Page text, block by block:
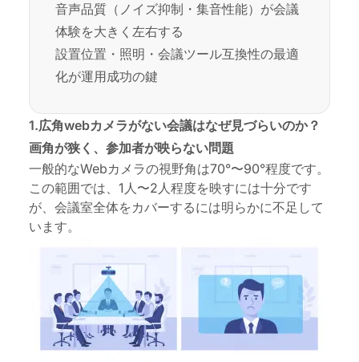
音声品質（ノイズ抑制・集音性能）が会議
体験を大きく左右する
設置位置・照明・会議ツール互換性の最適
化が運用成功の鍵
1.広角webカメラがない会議はなぜ見づらいのか？
画角が狭く、参加者が映らない問題
一般的なWebカメラの視野角は70°〜90°程度です。
この範囲では、1人〜2人程度を映すには十分です
が、会議室全体をカバーするには明らかに不足して
います。